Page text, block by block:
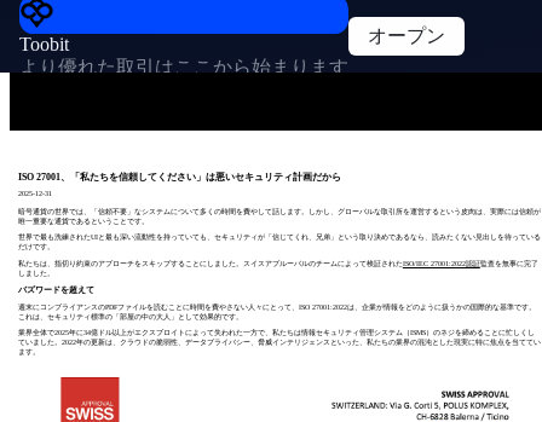
Toobit
より優れた取引はここから始まります
オープン
ISO 27001、「私たちを信頼してください」は悪いセキュリティ計画だから
2025-12-31
暗号通貨の世界では、「信頼不要」なシステムについて多くの時間を費やして話します。しかし、グローバルな取引所を運営するという皮肉は、実際には信頼が
唯一重要な通貨であるということです。
世界で最も洗練されたUIと最も深い流動性を持っていても、セキュリティが「信じてくれ、兄弟」という取り決めであるなら、読みたくない見出しを待っている
だけです。
私たちは、指切り約束のアプローチをスキップすることにしました。スイスアプルーバルのチームによって検証されたISO/IEC 27001:2022認証監査を無事に完了
しました。
バズワードを超えて
週末にコンプライアンスのPDFファイルを読むことに時間を費やさない人々にとって、ISO 27001:2022は、企業が情報をどのように扱うかの国際的な基準です。
これは、セキュリティ標準の「部屋の中の大人」として効果的です。
業界全体で2025年に34億ドル以上がエクスプロイトによって失われた一方で、私たちは情報セキュリティ管理システム（ISMS）のネジを締めることに忙しくし
ていました。2022年の更新は、クラウドの脆弱性、データプライバシー、脅威インテリジェンスといった、私たちの業界の混沌とした現実に特に焦点を当ててい
ます。